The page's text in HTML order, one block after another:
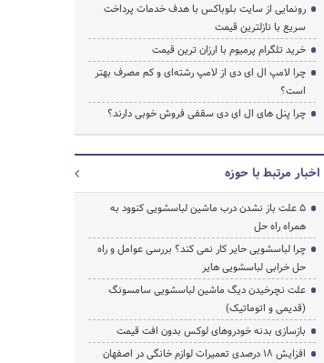
رونمایی از سایت بلوباکس با هدف خدمات پرداخت
سریع با نازلترین قیمت
خرید تلگرام پرمیوم با ارزان ترین قیمت
چرا لامپ ال ای دی از لامپ رشته‌ای و کم مصرف بهتر
است؟
چرا پنل های ال ای دی سقفی فروش خوبی دارند؟
اخبار مرتبط با حوزه
5 علت باز نشدن درب ماشین لباسشویی کنوود به
همراه راه حل
چرا لباسشویی حایر کار نمی کند؟ بررسی عوامل و راه
حل خرابی لباسشویی هایر
علت نچرخیدن دیگ ماشین لباسشویی سامسونگ
(قدیمی و اتوماتیک)
بازسازی بدنه خودروهای لوکس بدون افت قیمت
افزایش ۱۸ درصدی تعمیرات لوازم خانگی در اصفهان